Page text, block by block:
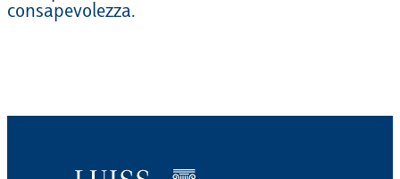
consapevolezza.